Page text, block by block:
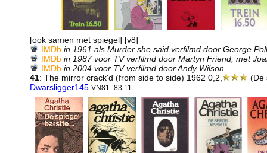
[ook samen met spiegel] [v8]
IMDb in 1961 als Murder she said verfilmd door George
IMDb in 1987 voor TV verfilmd door Martyn Friend, met
IMDb in 2004 voor TV verfilmd door Andy Wilson
41: The mirror crack'd (from side to side) 1962 0,2,
(De
Dwarsligger145 VN81–83 11